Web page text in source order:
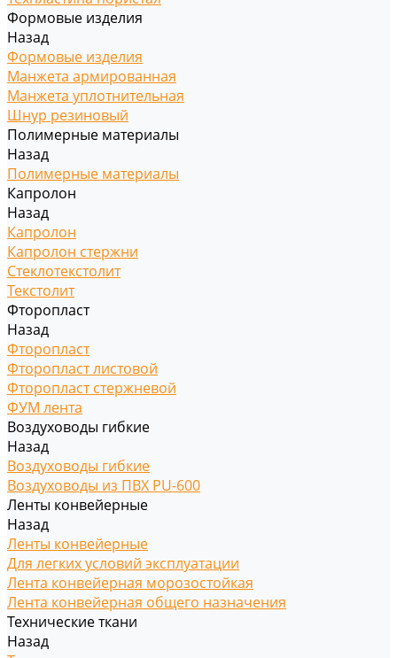
Формовые изделия
Назад
Формовые изделия
Манжета армированная
Манжета уплотнительная
Шнур резиновый
Полимерные материалы
Назад
Полимерные материалы
Капролон
Назад
Капролон
Капролон стержни
Стеклотекстолит
Текстолит
Фторопласт
Назад
Фторопласт
Фторопласт листовой
Фторопласт стержневой
ФУМ лента
Воздуховоды гибкие
Назад
Воздуховоды гибкие
Воздуховоды из ПВХ PU-600
Ленты конвейерные
Назад
Ленты конвейерные
Для легких условий эксплуатации
Лента конвейерная морозостойкая
Лента конвейерная общего назначения
Технические ткани
Назад